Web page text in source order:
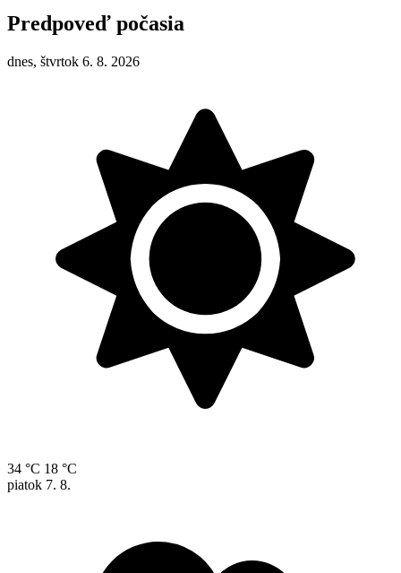
Predpoveď počasia
dnes, štvrtok 6. 8. 2026
34 °C 18 °C
piatok 7. 8.